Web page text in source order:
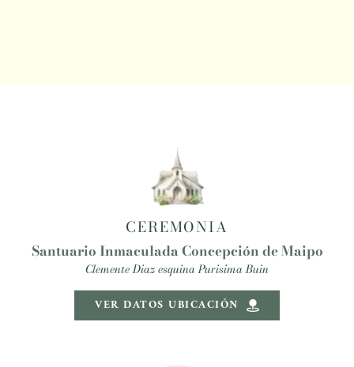
CEREMONIA
Santuario Inmaculada Concepción de Maipo
Clemente Diaz esquina Purisima Buin
VER DATOS UBICACIÓN